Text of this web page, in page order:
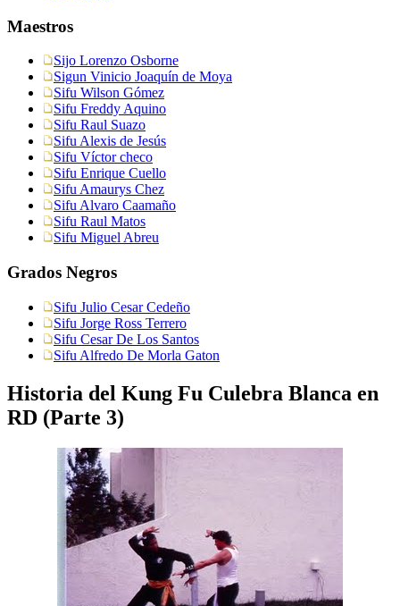
Maestros
Sijo Lorenzo Osborne
Sigun Vinicio Joaquín de Moya
Sifu Wilson Gómez
Sifu Freddy Aquino
Sifu Raul Suazo
Sifu Alexis de Jesús
Sifu Víctor checo
Sifu Enrique Cuello
Sifu Amaurys Chez
Sifu Alvaro Caamaño
Sifu Raul Matos
Sifu Miguel Abreu
Grados Negros
Sifu Julio Cesar Cedeño
Sifu Jorge Ross Terrero
Sifu Cesar De Los Santos
Sifu Alfredo De Morla Gaton
Historia del Kung Fu Culebra Blanca en
RD (Parte 3)